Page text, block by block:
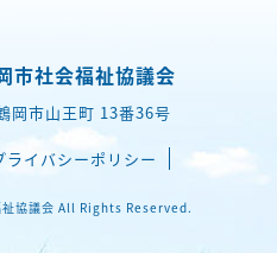
市社会福祉協議会
岡市山王町 13番36号
ライバシーポリシー
祉協議会 All Rights Reserved.